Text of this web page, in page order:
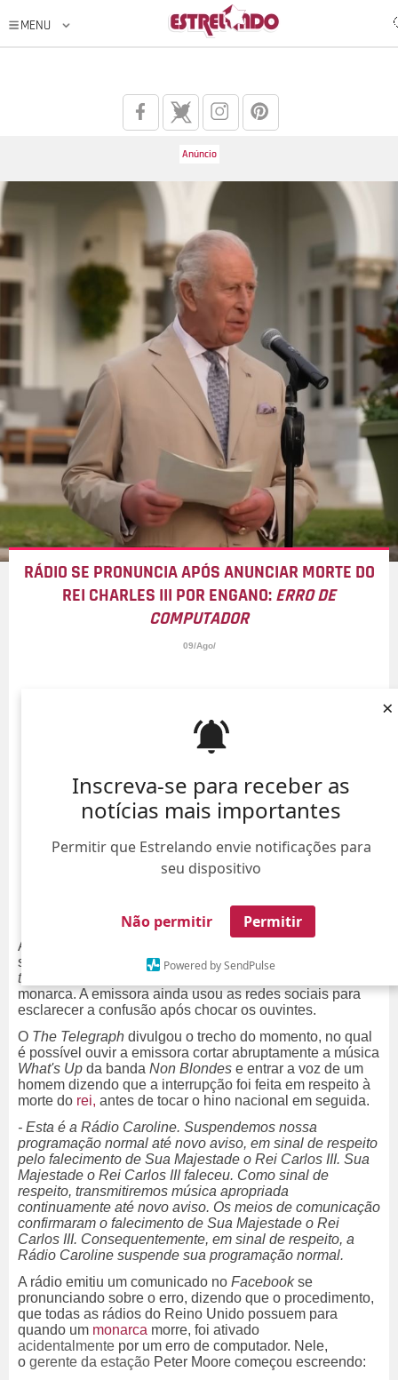
Inscreva-se para receber as
notícias mais importantes
Permitir que Estrelando envie notificações para
seu dispositivo
Não permitir Permitir
Powered by SendPulse
×
RÁDIO SE PRONUNCIA APÓS ANUNCIAR MORTE DO
REI CHARLES III POR ENGANO:ERRO DE
COMPUTADOR
09/Ago/
A
sociais se desculpando ao Rei Charles III
transtorno causado
monarca. A emissora ainda usou as redes sociais para
esclarecer a confusão após chocar os ouvintes.
O The Telegraph divulgou o trecho do momento, no qual
é possível ouvir a emissora cortar abruptamente a música
What's Up da banda Non Blondes e entrar a voz de um
homem dizendo que a interrupção foi feita em respeito à
morte do rei, antes de tocar o hino nacional em seguida.
- Esta é a Rádio Caroline. Suspendemos nossa
programação normal até novo aviso, em sinal de respeito
pelo falecimento de Sua Majestade o Rei Carlos III. Sua
Majestade o Rei Carlos III faleceu. Como sinal de
respeito, transmitiremos música apropriada
continuamente até novo aviso. Os meios de comunicação
confirmaram o falecimento de Sua Majestade o Rei
Carlos III. Consequentemente, em sinal de respeito, a
Rádio Caroline suspende sua programação normal.
A rádio emitiu um comunicado no Facebookse
pronunciando sobre o erro, dizendo que o procedimento,
que todas as rádios do Reino Unido possuem para
quando um monarca morre, foi ativado
acidentalmente por um erro de computador. Nele,
o gerente da estação Peter Moore começou escreendo: